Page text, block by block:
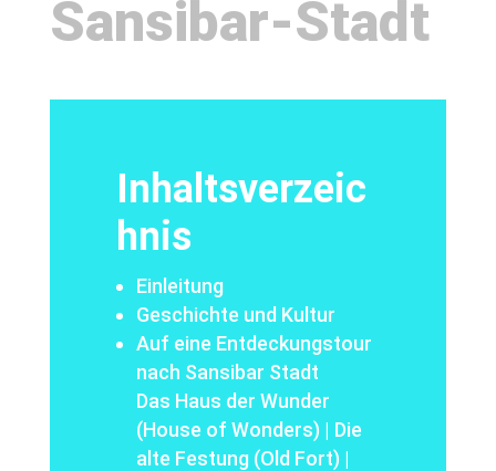
Sansibar-Stadt
Inhaltsverzeic
hnis
Einleitung
Geschichte und Kultur
Auf eine Entdeckungstour
nach Sansibar Stadt
Das Haus der Wunder
(House of Wonders) | Die
alte Festung (Old Fort) |